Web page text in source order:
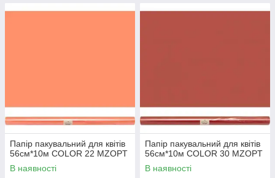
Папір пакувальний для квітів
56см*10м COLOR 22 MZOPT
В наявності
Папір пакувальний для квітів
56см*10м COLOR 30 MZOPT
В наявності